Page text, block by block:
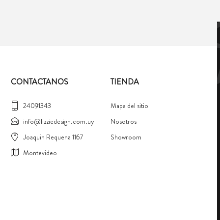
CONTACTANOS
24091343
info@lizziedesign.com.uy
Joaquin Requena 1167
Montevideo
TIENDA
Mapa del sitio
Nosotros
Showroom